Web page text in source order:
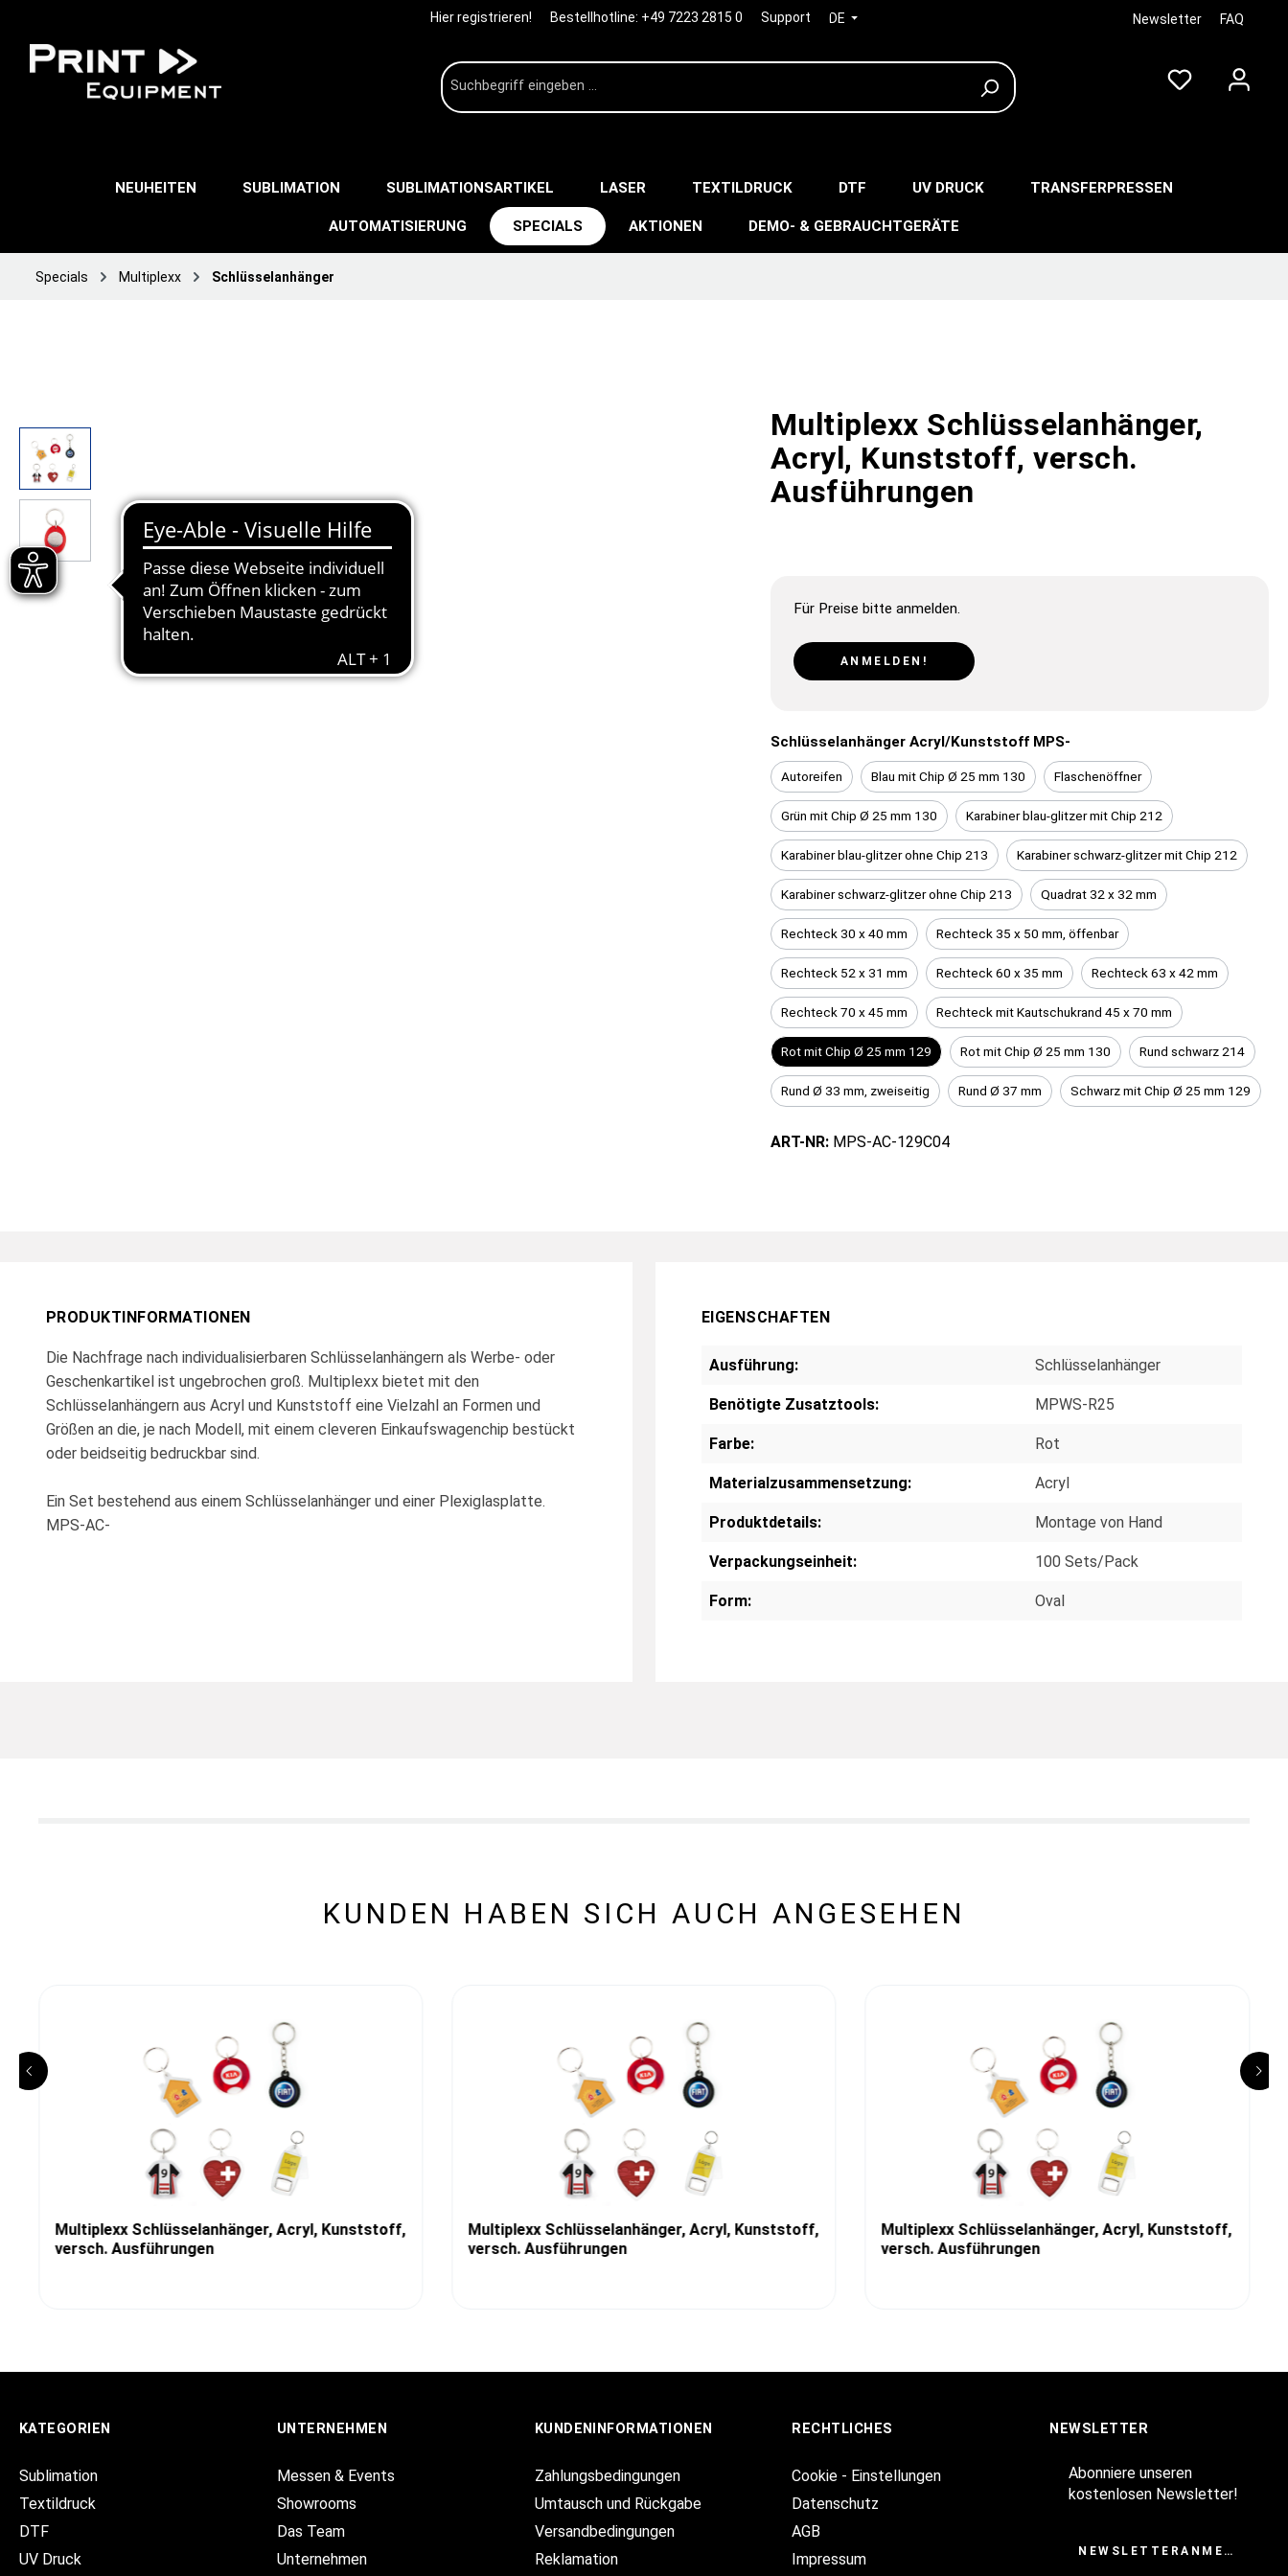
Hier registrieren! Bestellhotline: +49 7223 2815 0 Support DE Newsletter FAQ
NEUHEITEN SUBLIMATION SUBLIMATIONSARTIKEL LASER TEXTILDRUCK DTF UV DRUCK TRANSFERPRESSEN
AUTOMATISIERUNG SPECIALS AKTIONEN DEMO- & GEBRAUCHTGERÄTE
Specials Multiplexx Schlüsselanhänger
Multiplexx Schlüsselanhänger,
Acryl, Kunststoff, versch.
Ausführungen
Für Preise bitte anmelden.
ANMELDEN!
Schlüsselanhänger Acryl/Kunststoff MPS-
Autoreifen Blau mit Chip Ø 25 mm 130 Flaschenöffner
Grün mit Chip Ø 25 mm 130 Karabiner blau-glitzer mit Chip 212
Karabiner blau-glitzer ohne Chip 213 Karabiner schwarz-glitzer mit Chip 212
Karabiner schwarz-glitzer ohne Chip 213 Quadrat 32 x 32 mm
Rechteck 30 x 40 mm Rechteck 35 x 50 mm, öffenbar
Rechteck 52 x 31 mm Rechteck 60 x 35 mm Rechteck 63 x 42 mm
Rechteck 70 x 45 mm Rechteck mit Kautschukrand 45 x 70 mm
Rot mit Chip Ø 25 mm 129 Rot mit Chip Ø 25 mm 130 Rund schwarz 214
Rund Ø 33 mm, zweiseitig Rund Ø 37 mm Schwarz mit Chip Ø 25 mm 129
ART-NR: MPS-AC-129C04
PRODUKTINFORMATIONEN
Die Nachfrage nach individualisierbaren Schlüsselanhängern als Werbe- oder
Geschenkartikel ist ungebrochen groß. Multiplexx bietet mit den
Schlüsselanhängern aus Acryl und Kunststoff eine Vielzahl an Formen und
Größen an die, je nach Modell, mit einem cleveren Einkaufswagenchip bestückt
oder beidseitig bedruckbar sind.
Ein Set bestehend aus einem Schlüsselanhänger und einer Plexiglasplatte.
MPS-AC-
EIGENSCHAFTEN
Ausführung: Schlüsselanhänger
Benötigte Zusatztools: MPWS-R25
Farbe: Rot
Materialzusammensetzung: Acryl
Produktdetails: Montage von Hand
Verpackungseinheit: 100 Sets/Pack
Form: Oval
KUNDEN HABEN SICH AUCH ANGESEHEN
Multiplexx Schlüsselanhänger, Acryl, Kunststoff,
versch. Ausführungen
Multiplexx Schlüsselanhänger, Acryl, Kunststoff,
versch. Ausführungen
Multiplexx Schlüsselanhänger, Acryl, Kunststoff,
versch. Ausführungen
KATEGORIEN
Sublimation
Textildruck
DTF
UV Druck
UNTERNEHMEN
Messen & Events
Showrooms
Das Team
Unternehmen
KUNDENINFORMATIONEN
Zahlungsbedingungen
Umtausch und Rückgabe
Versandbedingungen
Reklamation
RECHTLICHES
Cookie - Einstellungen
Datenschutz
AGB
Impressum
NEWSLETTER
Abonniere unseren
kostenlosen Newsletter!
NEWSLETTERANMELDUNG